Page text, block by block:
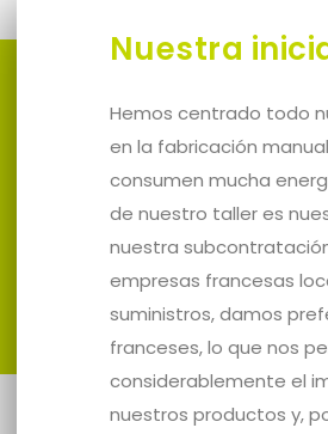
Nuestra
Hemos centrado todo
en la fabricación
consumen mucha
de nuestro taller es
nuestra
empresas francesas
suministros, damos
franceses, lo que nos
considerablemente el
nuestros productos y,